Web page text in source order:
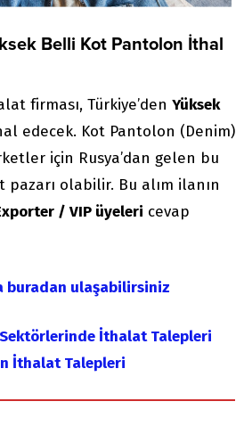
Belli Kot Pantolon İthal
firması, Türkiye’den Yüksek
edecek. Kot Pantolon (Denim)
için Rusya’dan gelen bu
olabilir. Bu alım ilanın
/ VIP üyeleri cevap
buradan ulaşabilirsiniz
İthalat Talepleri
İthalat Talepleri